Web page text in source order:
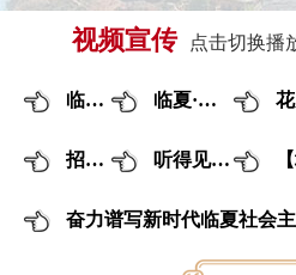
视频宣传 点击切换播
临夏形象 临夏·天然植物园
招商引资 听得见的河州味道
奋力谱写新时代临夏社会